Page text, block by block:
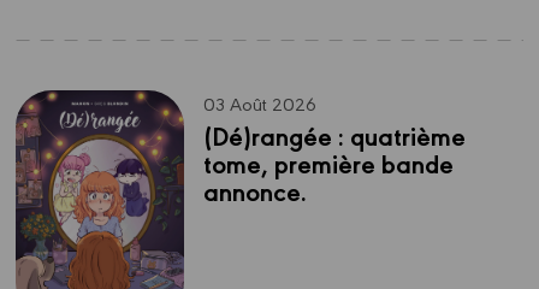
03 Août 2026
(Dé)rangée : quatrième
tome, première bande
annonce.